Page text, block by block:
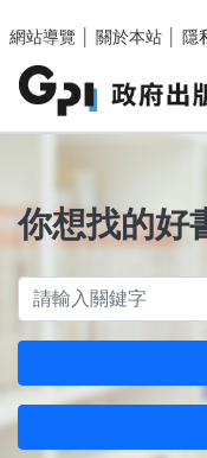
網站導覽
關於本站 隱
你想找的好